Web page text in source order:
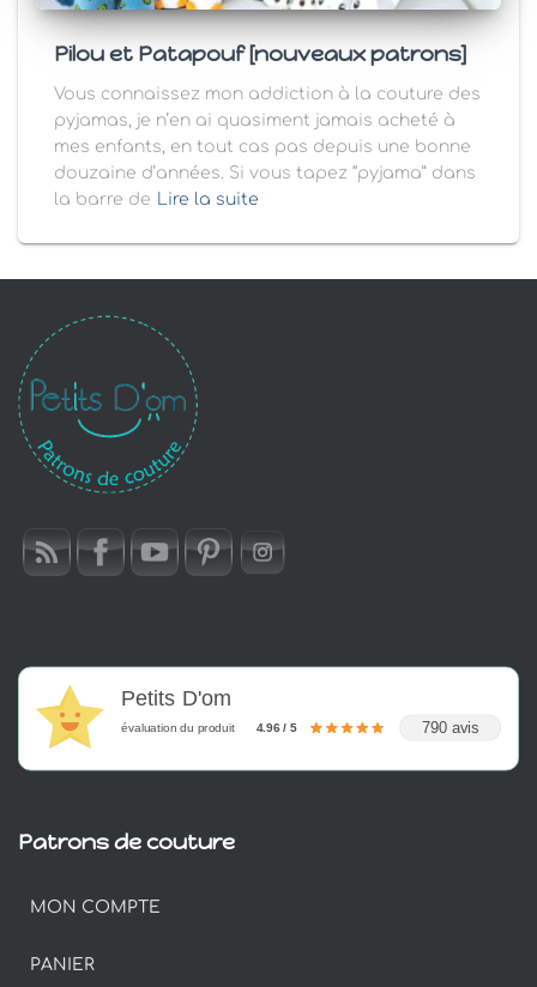
Pilou et Patapouf [nouveaux patrons]
Vous connaissez mon addiction à la couture des
pyjamas, je n’en ai quasiment jamais acheté à
mes enfants, en tout cas pas depuis une bonne
douzaine d’années. Si vous tapez “pyjama” dans
la barre de Lire la suite
Petits D'om
évaluation du produit 4.96 / 5 790 avis
Patrons de couture
MON COMPTE
PANIER